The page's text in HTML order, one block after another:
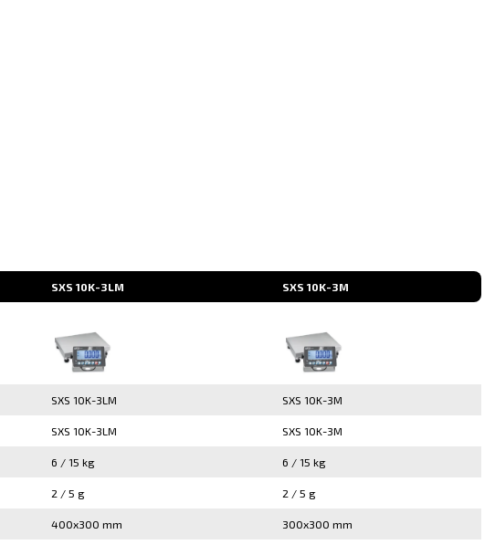
SXS 10K-3LM SXS 10K-3M
SXS 10K-3LM SXS 10K-3M
SXS 10K-3LM SXS 10K-3M
6 / 15 kg 6 / 15 kg
2 / 5 g 2 / 5 g
400x300 mm 300x300 mm